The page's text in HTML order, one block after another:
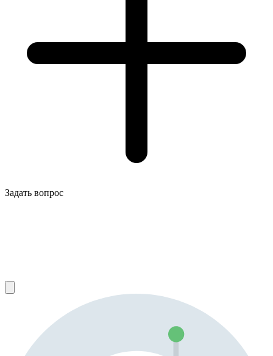
Задать вопрос